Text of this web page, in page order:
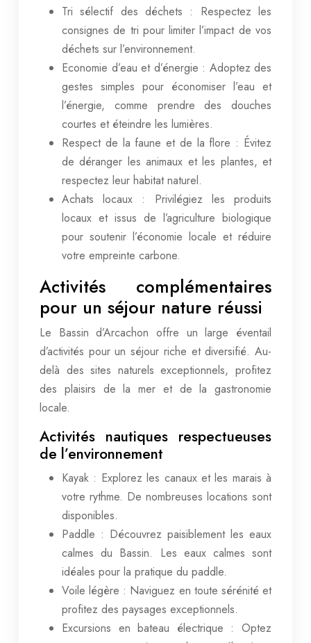
Tri sélectif des déchets : Respectez les
consignes de tri pour limiter l’impact de vos
déchets sur l’environnement.
Economie d’eau et d’énergie : Adoptez des
gestes simples pour économiser l’eau et
l’énergie, comme prendre des douches
courtes et éteindre les lumières.
Respect de la faune et de la flore : Évitez
de déranger les animaux et les plantes, et
respectez leur habitat naturel.
Achats locaux : Privilégiez les produits
locaux et issus de l’agriculture biologique
pour soutenir l’économie locale et réduire
votre empreinte carbone.
Activités complémentaires
pour un séjour nature réussi
Le Bassin d’Arcachon offre un large éventail
d’activités pour un séjour riche et diversifié. Au-
delà des sites naturels exceptionnels, profitez
des plaisirs de la mer et de la gastronomie
locale.
Activités nautiques respectueuses
de l’environnement
Kayak : Explorez les canaux et les marais à
votre rythme. De nombreuses locations sont
disponibles.
Paddle : Découvrez paisiblement les eaux
calmes du Bassin. Les eaux calmes sont
idéales pour la pratique du paddle.
Voile légère : Naviguez en toute sérénité et
profitez des paysages exceptionnels.
Excursions en bateau électrique : Optez